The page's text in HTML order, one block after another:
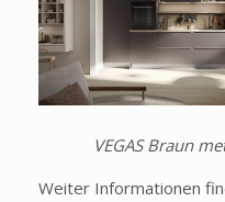
VEGAS Braun
Weiter Informationen